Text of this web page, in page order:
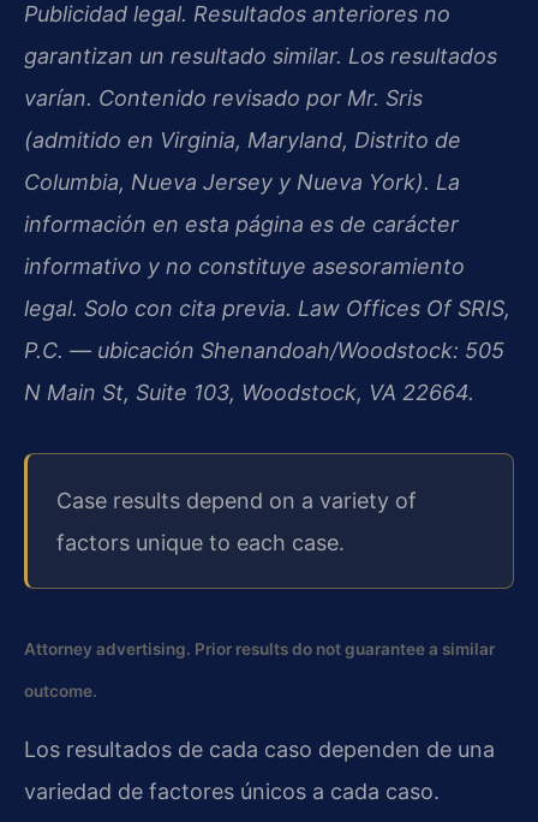
Publicidad legal. Resultados anteriores no
garantizan un resultado similar. Los resultados
varían. Contenido revisado por Mr. Sris
(admitido en Virginia, Maryland, Distrito de
Columbia, Nueva Jersey y Nueva York). La
información en esta página es de carácter
informativo y no constituye asesoramiento
legal. Solo con cita previa. Law Offices Of SRIS,
P.C. — ubicación Shenandoah/Woodstock: 505
N Main St, Suite 103, Woodstock, VA 22664.
Case results depend on a variety of
factors unique to each case.
Attorney advertising. Prior results do not guarantee a similar
outcome.
Los resultados de cada caso dependen de una
variedad de factores únicos a cada caso.